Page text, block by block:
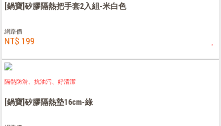
[鍋寶]矽膠隔熱把手套2入組-米白色
網路價
NT$ 199
隔熱防滑、抗油污、好清潔
[鍋寶]矽膠隔熱墊16cm-綠